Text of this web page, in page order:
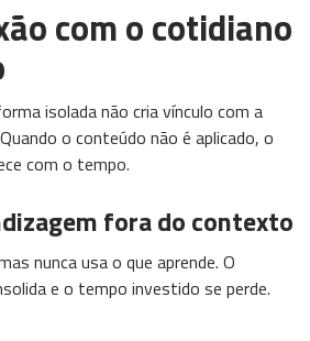
com o cotidiano
isolada não cria vínculo com a
o conteúdo não é aplicado, o
com o tempo.
fora do contexto
nunca usa o que aprende. O
e o tempo investido se perde.